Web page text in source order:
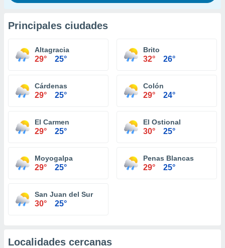
Principales ciudades
Altagracia
29° 25°
Brito
32° 26°
Cárdenas
29° 25°
Colón
29° 24°
El Carmen
29° 25°
El Ostional
30° 25°
Moyogalpa
29° 25°
Penas Blancas
29° 25°
San Juan del Sur
30° 25°
Localidades cercanas